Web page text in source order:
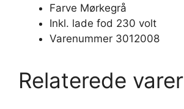
Farve Mørkegrå
Inkl. lade fod 230 volt
Varenummer 3012008
Relaterede varer